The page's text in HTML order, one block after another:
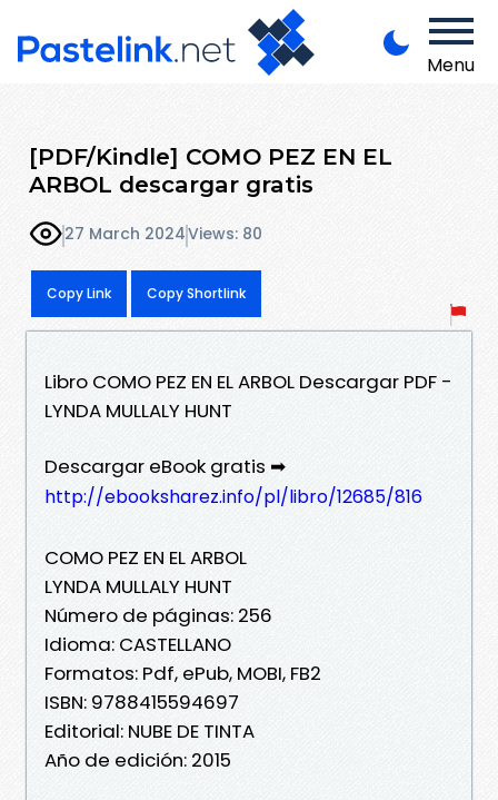
Menu
[PDF/Kindle] COMO PEZ EN EL
ARBOL descargar gratis
27 March 2024Views: 80
Copy Link Copy Shortlink
Libro COMO PEZ EN EL ARBOL Descargar PDF -
LYNDA MULLALY HUNT
Descargar eBook gratis ➡
http://ebooksharez.info/pl/libro/12685/816
COMO PEZ EN EL ARBOL
LYNDA MULLALY HUNT
Número de páginas: 256
Idioma: CASTELLANO
Formatos: Pdf, ePub, MOBI, FB2
ISBN: 9788415594697
Editorial: NUBE DE TINTA
Año de edición: 2015